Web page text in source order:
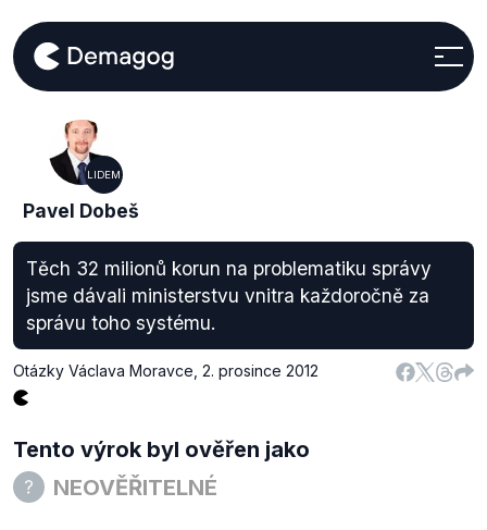
LIDEM
Pavel Dobeš
Těch 32 milionů korun na problematiku správy
jsme dávali ministerstvu vnitra každoročně za
správu toho systému.
Otázky Václava Moravce 2. prosince 2012
Tento výrok byl ověřen jako
NEOVĚŘITELNÉ